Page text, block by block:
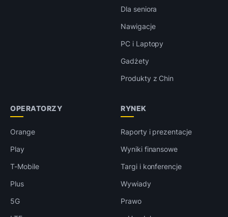
Dla seniora
Nawigacje
PC i Laptopy
Gadżety
Produkty z Chin
OPERATORZY
Orange
Play
T-Mobile
Plus
5G
RYNEK
Raporty i prezentacje
Wyniki finansowe
Targi i konferencje
Wywiady
Prawo